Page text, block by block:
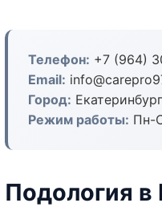
Телефон: +7 (964)
Email:
Город: Екатеринбург
Режим работы: Пн-
Подология в